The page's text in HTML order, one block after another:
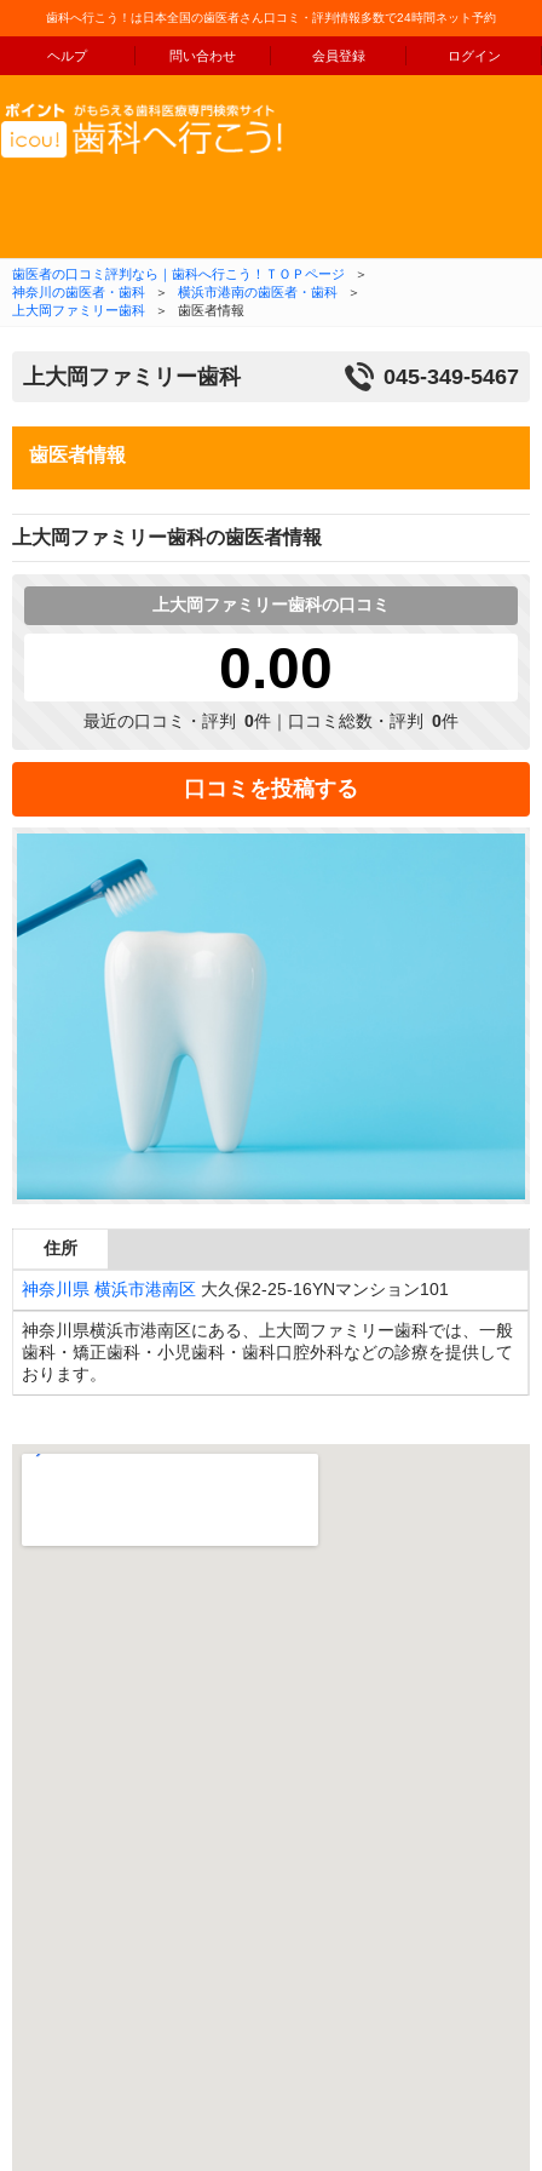
歯科へ行こう！は日本全国の歯医者さん口コミ・評判情報多数で24時間ネット予約
ヘルプ 問い合わせ 会員登録 ログイン
コンテンツへ移動
歯医者の口コミ評判なら｜歯科へ行こう！ＴＯＰページ
＞
神奈川の歯医者・歯科
＞ 横浜市港南の歯医者・歯科
＞
上大岡ファミリー歯科
＞ 歯医者情報
上大岡ファミリー歯科 045-349-5467
歯医者情報
上大岡ファミリー歯科の歯医者情報
上大岡ファミリー歯科の口コミ
0.00
最近の口コミ・評判 0件｜口コミ総数・評判 0件
口コミを投稿する
住所
神奈川県 横浜市港南区 大久保2-25-16YNマンション101
神奈川県横浜市港南区にある、上大岡ファミリー歯科では、一般
歯科・矯正歯科・小児歯科・歯科口腔外科などの診療を提供して
おります。